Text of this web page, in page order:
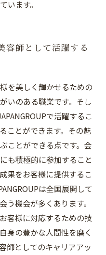
います。
師として活躍する
を美しく輝かせるための
いのある職業です。そし
で活躍するこ
ことができます。その魅
ことができる点です。会
も積極的に参加すること
果をお客様に提供するこ
は全国展開して
う機会が多くあります。
客様に対応するための技
身の豊かな人間性を磨く
師としてのキャリアアッ